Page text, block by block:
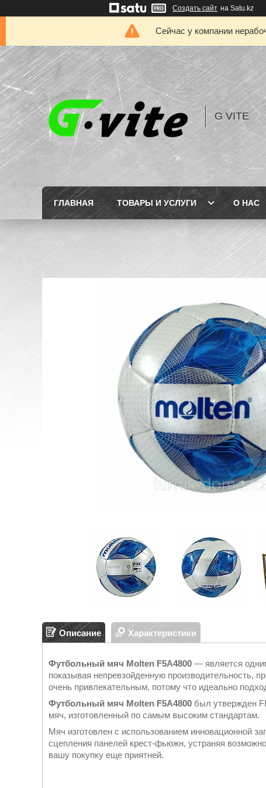
Создать сайт на Satu.kz
Сейчас у компании
G VITE
ГЛАВНАЯ ТОВАРЫ И УСЛУГИ О НАС
Описание Характеристики
Футбольный мяч Molten F5A4800 ― является
показывая непревзойденную производительность,
очень привлекательным, потому что идеально
Футбольный мяч Molten F5A4800 был утвержден
мяч, изготовленный по самым высоким стандартам.
Мяч изготовлен с использованием инновационной
сцепления панелей крест-фьюжн, устраняя
вашу покупку еще приятней.